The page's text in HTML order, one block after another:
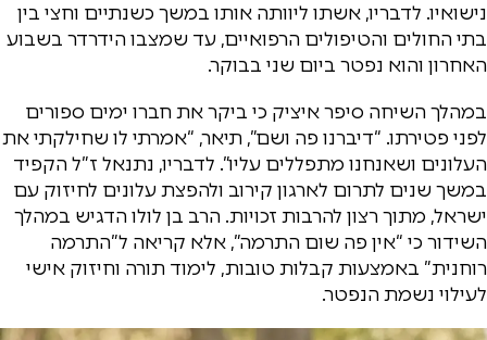
נישואיו. לדבריו, אשתו ליוותה אותו במשך כשנתיים וחצי בין
בתי החולים והטיפולים הרפואיים, עד שמצבו הידרדר בשבוע
האחרון והוא נפטר ביום שני בבוקר.
במהלך השיחה סיפר איציק כי ביקר את חברו ימים ספורים
לפני פטירתו. “דיברנו פה ושם”, תיאר, “אמרתי לו שחילקתי את
העלונים ושאנחנו מתפללים עליו”. לדבריו, נתנאל ז”ל הקפיד
במשך שנים לתרום לארגון קירוב ולהפצת עלונים לחיזוק עם
ישראל, מתוך רצון להרבות זכויות. הרב בן לולו הדגיש במהלך
השידור כי “אין פה שום התרמה”, אלא קריאה ל”התרמה
רוחנית” באמצעות קבלות טובות, לימוד תורה וחיזוק אישי
לעילוי נשמת הנפטר.